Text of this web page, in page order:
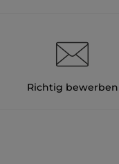
Richtig bewerben